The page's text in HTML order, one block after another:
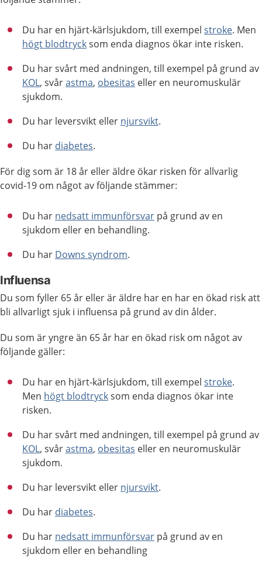
Du har en hjärt-kärlsjukdom, till exempel stroke. Men
högt blodtrycksom enda diagnos ökar inte risken.
Du har svårt med andningen, till exempel på grund av
KOL, svårastma, obesitas eller en neuromuskulär
sjukdom.
Du har leversvikt eller njursvikt.
Du har diabetes.
För dig som är 18 år eller äldre ökar risken för allvarlig
covid-19 om något av följande stämmer:
Du har nedsatt immunförsvar på grund av en
sjukdom eller en behandling.
Du har Downs syndrom.
Influensa
Du som fyller 65 år eller är äldre har en har en ökad risk att
bli allvarligt sjuk i influensa på grund av din ålder.
Du som är yngre än 65 år har en ökad risk om något av
följande gäller:
Du har en hjärt-kärlsjukdom, till exempel stroke.
Men högt blodtrycksom enda diagnos ökar inte
risken.
Du har svårt med andningen, till exempel på grund av
KOL, svårastma, obesitas eller en neuromuskulär
sjukdom.
Du har leversvikt eller njursvikt.
Du har diabetes.
Du har nedsatt immunförsvar på grund av en
sjukdom eller en behandling